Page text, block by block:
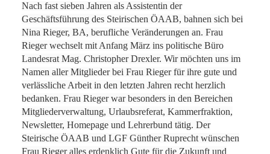
Nach fast sieben Jahren als Assistentin der
Geschäftsführung des Steirischen ÖAAB, bahnen sich bei
Nina Rieger, BA, berufliche Veränderungen an. Frau
Rieger wechselt mit Anfang März ins politische Büro
Landesrat Mag. Christopher Drexler. Wir möchten uns im
Namen aller Mitglieder bei Frau Rieger für ihre gute und
verlässliche Arbeit in den letzten Jahren recht herzlich
bedanken. Frau Rieger war besonders in den Bereichen
Mitgliederverwaltung, Urlaubsreferat, Kammerfraktion,
Newsletter, Homepage und Lehrerbund tätig. Der
Steirische ÖAAB und LGF Günther Ruprecht wünschen
Frau Rieger alles erdenklich Gute für die Zukunft und